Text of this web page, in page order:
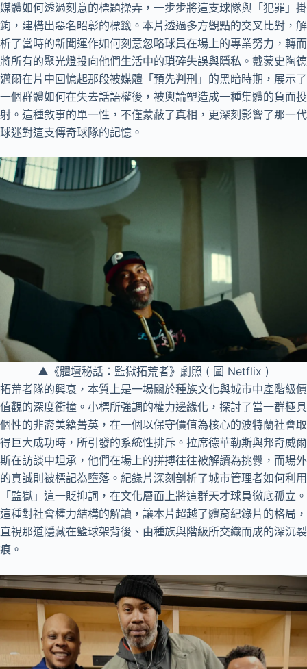
媒體如何透過刻意的標題操弄，一步步將這支球隊與「犯罪」掛
鉤，建構出惡名昭彰的標籤。本片透過多方觀點的交叉比對，解
析了當時的新聞運作如何刻意忽略球員在場上的專業努力，轉而
將所有的聚光燈投向他們生活中的瑣碎失誤與隱私。戴蒙史陶德
邁爾在片中回憶起那段被媒體「預先判刑」的黑暗時期，展示了
一個群體如何在失去話語權後，被輿論塑造成一種集體的負面投
射。這種敘事的單一性，不僅蒙蔽了真相，更深刻影響了那一代
球迷對這支傳奇球隊的記憶。
▲《體壇秘話：監獄拓荒者》劇照 ( 圖 Netflix )
拓荒者隊的興衰，本質上是一場關於種族文化與城市中產階級價
值觀的深度衝撞。小標所強調的權力邊緣化，探討了當一群極具
個性的非裔美籍菁英，在一個以保守價值為核心的波特蘭社會取
得巨大成功時，所引發的系統性排斥。拉席德華勒斯與邦奇威爾
斯在訪談中坦承，他們在場上的拼搏往往被解讀為挑釁，而場外
的真誠則被標記為墮落。紀錄片深刻剖析了城市管理者如何利用
「監獄」這一貶抑詞，在文化層面上將這群天才球員徹底孤立。
這種對社會權力結構的解讀，讓本片超越了體育紀錄片的格局，
直視那道隱藏在籃球架背後、由種族與階級所交織而成的深沉裂
痕。